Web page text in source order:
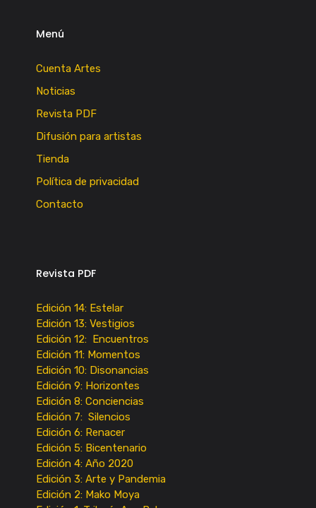
Menú
Cuenta Artes
Noticias
Revista PDF
Difusión para artistas
Tienda
Política de privacidad
Contacto
Revista PDF
Edición 14: Estelar
Edición 13: Vestigios
Edición 12: Encuentros
Edición 11: Momentos
Edición 10: Disonancias
Edición 9: Horizontes
Edición 8: Conciencias
Edición 7: Silencios
Edición 6: Renacer
Edición 5: Bicentenario
Edición 4: Año 2020
Edición 3: Arte y Pandemia
Edición 2: Mako Moya